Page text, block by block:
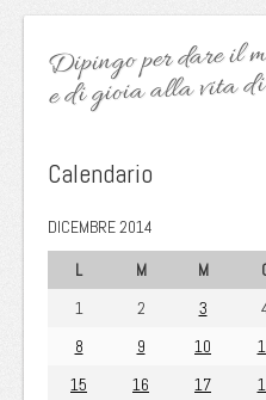
Dipingo per dare il
e di gioia alla vita
Calendario
DICEMBRE 2014
L
M M
1
2 3
8
9 10
15
16 17